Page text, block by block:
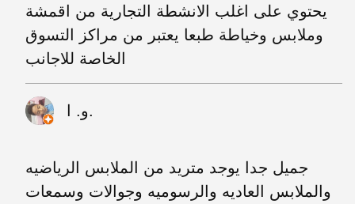
يحتوي على اغلب الانشطة التجارية من اقمشة
وملابس وخياطة طبعا يعتبر من مراكز التسوق
الخاصة للاجانب
و. ا.
جميل جدا يوجد متريد من الملابس الرياضيه
والملابس العاديه والرسوميه وجوالات وسمعات